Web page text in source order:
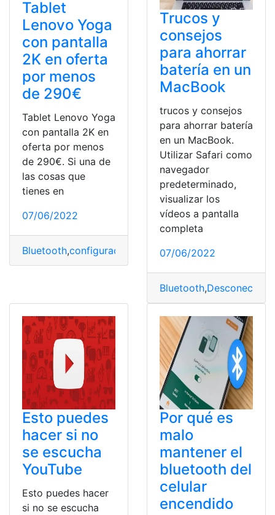
Tablet
Lenovo Yoga
con pantalla
2K en oferta
por menos
de 290€
Tablet Lenovo Yoga
con pantalla 2K en
oferta por menos
de 290€. Si una de
las cosas que
tienes en
07/06/2022
Bluetooth,configuración Bluetooth,Musica
Trucos y
consejos
para ahorrar
batería en un
MacBook
trucos y consejos
para ahorrar batería
en un MacBook.
Utilizar Safari como
navegador
predeterminado,
visualizar los
vídeos a pantalla
completa
07/06/2022
Bluetooth,Desconectar
Esto puedes
hacer si no
se escucha
YouTube
Esto puedes hacer
si no se escucha
Por qué es
malo
mantener el
bluetooth del
celular
encendido